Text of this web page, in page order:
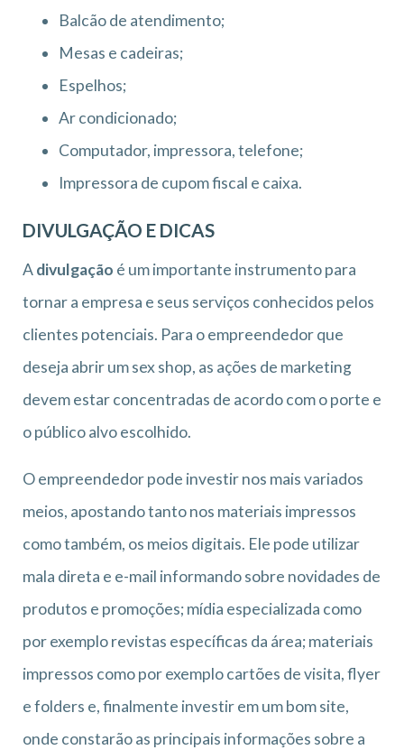
Balcão de atendimento;
Mesas e cadeiras;
Espelhos;
Ar condicionado;
Computador, impressora, telefone;
Impressora de cupom fiscal e caixa.
DIVULGAÇÃO E DICAS
Adivulgação é um importante instrumento para
tornar a empresa e seus serviços conhecidos pelos
clientes potenciais. Para o empreendedor que
deseja abrir um sex shop, as ações de marketing
devem estar concentradas de acordo com o porte e
o público alvo escolhido.
O empreendedor pode investir nos mais variados
meios, apostando tanto nos materiais impressos
como também, os meios digitais. Ele pode utilizar
mala direta e e-mail informando sobre novidades de
produtos e promoções; mídia especializada como
por exemplo revistas específicas da área; materiais
impressos como por exemplo cartões de visita, flyer
e folders e, finalmente investir em um bom site,
onde constarão as principais informações sobre a